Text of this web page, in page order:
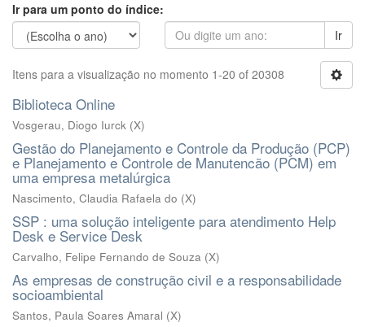
Ir para um ponto do índice:
Ir
Itens para a visualização no momento 1-20 of 20308
Biblioteca Online
Vosgerau, Diogo Iurck (X)
Gestão do Planejamento e Controle da Produção (PCP)
e Planejamento e Controle de Manutencão (PCM) em
uma empresa metalúrgica
Nascimento, Claudia Rafaela do (X)
SSP : uma solução inteligente para atendimento Help
Desk e Service Desk
Carvalho, Felipe Fernando de Souza (X)
As empresas de construção civil e a responsabilidade
socioambiental
Santos, Paula Soares Amaral (X)